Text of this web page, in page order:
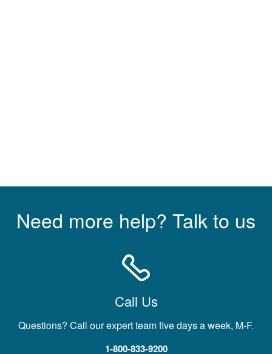
Need more help? Talk to us
Call Us
Questions? Call our expert team five days a week, M-F.
1-800-833-9200